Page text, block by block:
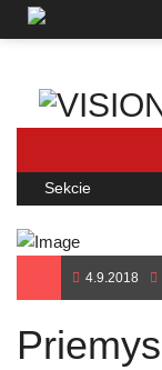
Sekcie
4.9.2018